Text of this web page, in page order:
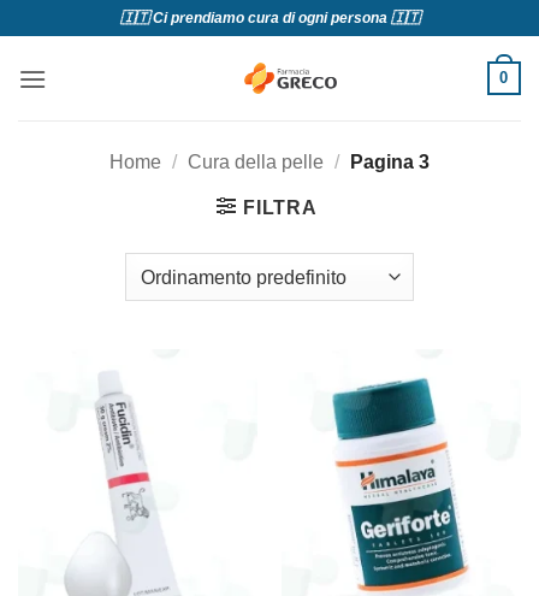
contenuti
🇮🇹 Ci prendiamo cura di ogni persona 🇮🇹
0
Home / Cura della pelle / Pagina 3
FILTRA